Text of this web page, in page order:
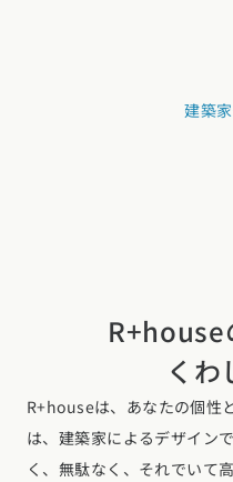
建築
R+house
くわ
R+houseは、あなたの個性
は、建築家によるデザイン
く、無駄なく、それでいて